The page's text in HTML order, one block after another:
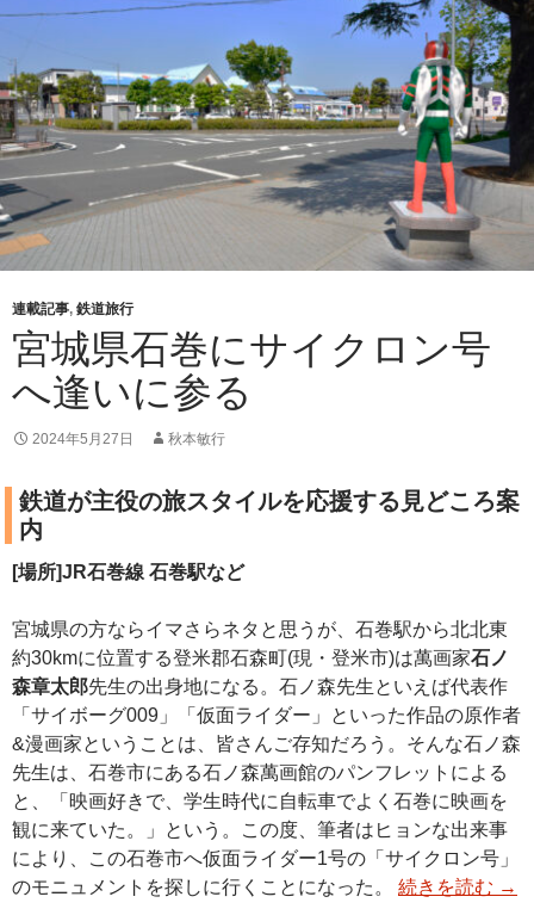
連載記事, 鉄道旅行
宮城県石巻にサイクロン号
へ逢いに参る
2024年5月27日 秋本敏行
鉄道が主役の旅スタイルを応援する見どころ案
内
[場所]JR石巻線 石巻駅など
宮城県の方ならイマさらネタと思うが、石巻駅から北北東
約30kmに位置する登米郡石森町(現・登米市)は萬画家石ノ
森章太郎先生の出身地になる。石ノ森先生といえば代表作
「サイボーグ009」「仮面ライダー」といった作品の原作者
&漫画家ということは、皆さんご存知だろう。そんな石ノ森
先生は、石巻市にある石ノ森萬画館のパンフレットによる
と、「映画好きで、学生時代に自転車でよく石巻に映画を
観に来ていた。」という。この度、筆者はヒョンな出来事
により、この石巻市へ仮面ライダー1号の「サイクロン号」
のモニュメントを探しに行くことになった。 続きを読む →